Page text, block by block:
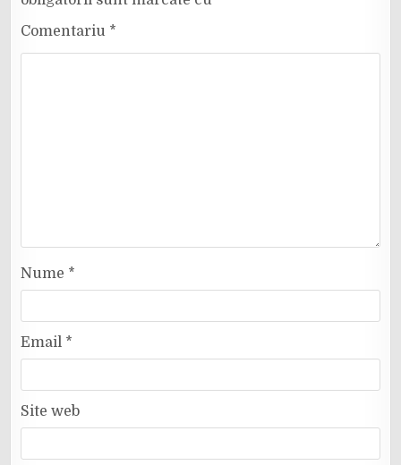
Comentariu *
Nume *
Email *
Site web